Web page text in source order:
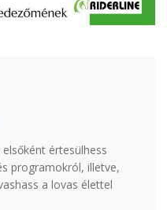
értesülhess
programokról, illetve,
a lovas élettel